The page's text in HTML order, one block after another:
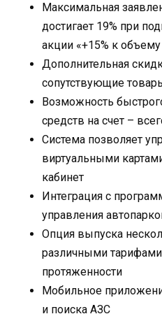
Максимальная
достигает 19% при
акции «+15% к
Дополнительная
сопутствующие
Возможность
средств на счет –
Система позволяет
виртуальными
кабинет
Интеграция с
управления
Опция выпуска
различными
протяженности
Мобильное
и поиска АЗС